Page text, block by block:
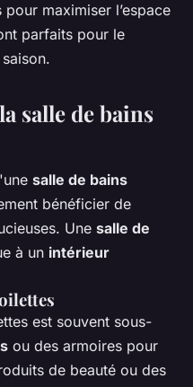
maximiser l’espace
parfaits pour le
salle de bains
salle de bains
bénéficier de
Une salle de
à un intérieur
est souvent sous-
ou des armoires pour
de beauté ou des